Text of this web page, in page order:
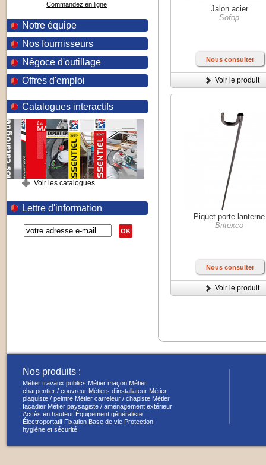
Commandez en ligne
Notre équipe
Nos fournisseurs
Négoce d'outillage
Offres d'emploi
Catalogues interactifs
Voir les catalogues
Lettre d'information
OK
Jalon acier
Sofop
Nous consulter
Voir le produit
Piquet porte-lanterne
Britexco
Nous consulter
Voir le produit
Nos produits :
Métier travaux publics Métier maçon Métier
charpentier / couvreur Métiers d’installateur Métier
plaquiste / peintre Métier carreleur / chapiste Métier
façadier Métier paysagiste / aménagement extérieur
Accès en hauteur Équipement généraliste
Électroportatif Fixation Base de vie Protection
hygiène et sécurité